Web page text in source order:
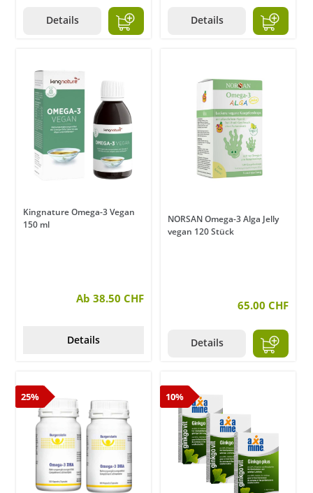
Details Details
Kingnature Omega-3 Vegan
150 ml
Ab 38.50 CHF
Details
NORSAN Omega-3 Alga Jelly
vegan 120 Stück
65.00 CHF
Details
25% 10%